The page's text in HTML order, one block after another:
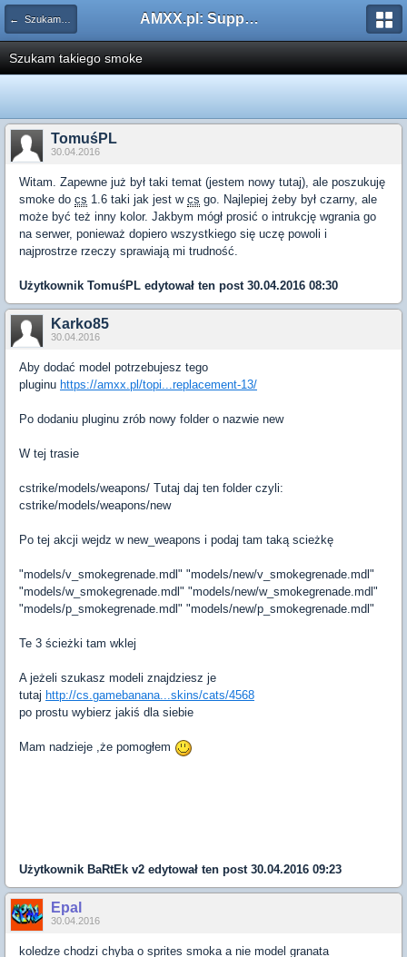
← Szukam pluginu AMXX.pl: Support AMX Mod X i SourceMod
Szukam takiego smoke
TomuśPL
30.04.2016
Witam. Zapewne już był taki temat (jestem nowy tutaj), ale poszukuję
smoke do cs 1.6 taki jak jest w cs go. Najlepiej żeby był czarny, ale
może być też inny kolor. Jakbym mógł prosić o intrukcję wgrania go
na serwer, ponieważ dopiero wszystkiego się uczę powoli i
najprostrze rzeczy sprawiają mi trudność.
Użytkownik TomuśPL edytował ten post 30.04.2016 08:30
Karko85
30.04.2016
Aby dodać model potrzebujesz tego
pluginu https://amxx.pl/topi...replacement-13/
Po dodaniu pluginu zrób nowy folder o nazwie new
W tej trasie
cstrike/models/weapons/ Tutaj daj ten folder czyli:
cstrike/models/weapons/new
Po tej akcji wejdz w new_weapons i podaj tam taką scieżkę
"models/v_smokegrenade.mdl" "models/new/v_smokegrenade.mdl"
"models/w_smokegrenade.mdl" "models/new/w_smokegrenade.mdl"
"models/p_smokegrenade.mdl" "models/new/p_smokegrenade.mdl"
Te 3 ścieżki tam wklej
A jeżeli szukasz modeli znajdziesz je
tutaj http://cs.gamebanana...skins/cats/4568
po prostu wybierz jakiś dla siebie
Mam nadzieje ,że pomogłem
Użytkownik BaRtEk v2 edytował ten post 30.04.2016 09:23
Epal
30.04.2016
koledze chodzi chyba o sprites smoka a nie model granata